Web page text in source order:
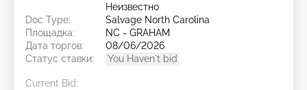
Неизвестно
Doc Type:
Salvage North Carolina
Площадка:
NC - GRAHAM
Дата торгов:
08/06/2026
Статус ставки:
You Haven't bid
Current Bid: